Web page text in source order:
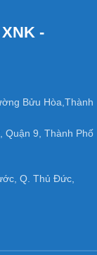
công
động thời tiết.
cửa gỗ
cách âm, cách
lề và giảm tải
ngiệp
-
Bửu Hòa,Thành
Quận 9, Thành Phố
Q. Thủ Đức,